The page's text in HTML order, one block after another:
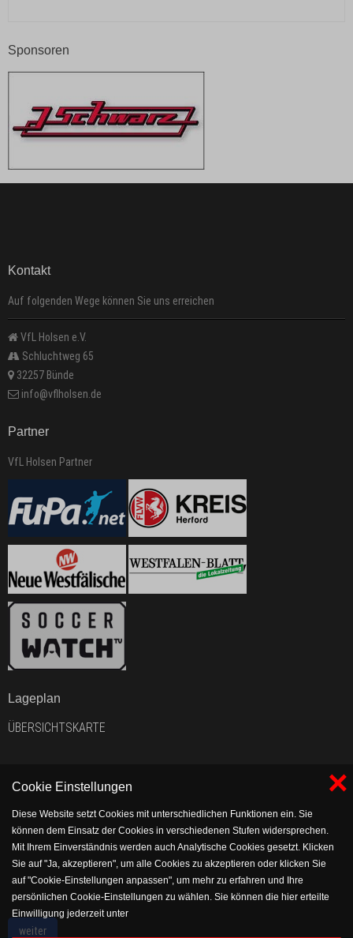
×
Cookie Einstellungen
Diese Website setzt Cookies mit unterschiedlichen Funktionen ein. Sie
können dem Einsatz der Cookies in verschiedenen Stufen widersprechen.
Mit Ihrem Einverständnis werden auch Analytische Cookies gesetzt. Klicken
Sie auf "Ja, akzeptieren", um alle Cookies zu akzeptieren oder klicken Sie
auf "Cookie-Einstellungen anpassen", um mehr zu erfahren und Ihre
persönlichen Cookie-Einstellungen zu wählen. Sie können die hier erteilte
Einwilligung jederzeit unter
https://www.vflholsen.com/verein/impressum/datenschutz widerrufen bzw.
Sponsoren
Kontakt
Auf folgenden Wege können Sie uns erreichen
VfL Holsen e.V.
Schluchtweg 65
32257 Bünde
info@vflholsen.de
Partner
VfL Holsen Partner
Lageplan
ÜBERSICHTSKARTE
weiter